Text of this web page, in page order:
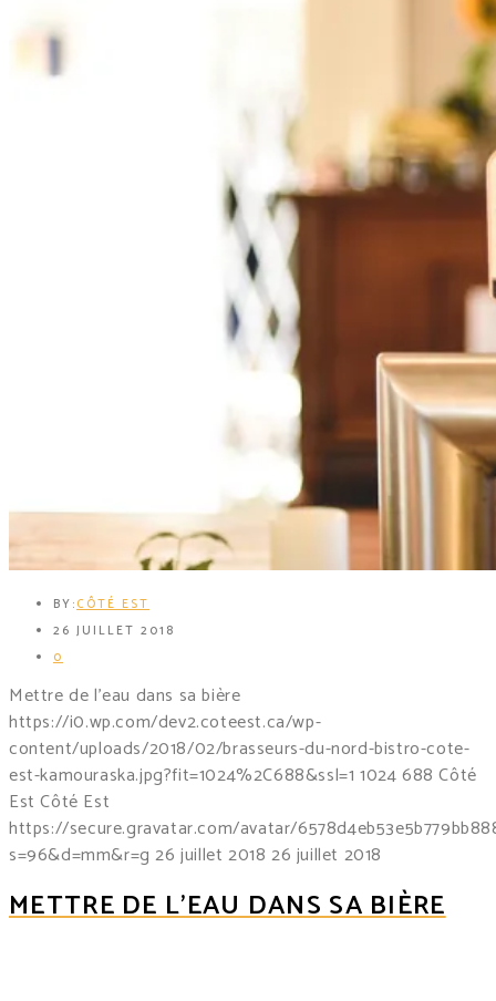
BY:CÔTÉ EST
26 JUILLET 2018
0
Mettre de l’eau dans sa bière
https://i0.wp.com/dev2.coteest.ca/wp-
content/uploads/2018/02/brasseurs-du-nord-bistro-cote-
est-kamouraska.jpg?fit=1024%2C688&ssl=1 1024688 Côté
Est Côté Est
https://secure.gravatar.com/avatar/
s=96&d=mm&r=g 26 juillet 2018 26 juillet 2018
METTRE DE L’EAU DANS SA BIÈRE